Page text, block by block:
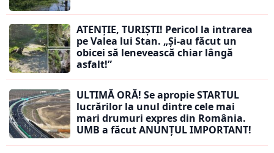
ATENȚIE, TURIȘTI! Pericol la intrarea
pe Valea lui Stan. „Și-au făcut un
obicei să lenevească chiar lângă
asfalt!”
ULTIMĂ ORĂ! Se apropie STARTUL
lucrărilor la unul dintre cele mai
mari drumuri expres din România.
UMB a făcut ANUNȚUL IMPORTANT!